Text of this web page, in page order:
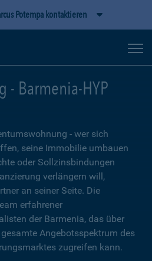
Potempa kontaktieren
- Barmenia-HYP
- wer sich
seine Immobilie umbauen
oder Sollzinsbindungen
verlängern will,
an seiner Seite. Die
erfahrener
der Barmenia, das über
Angebotsspektrum des
zugreifen kann.